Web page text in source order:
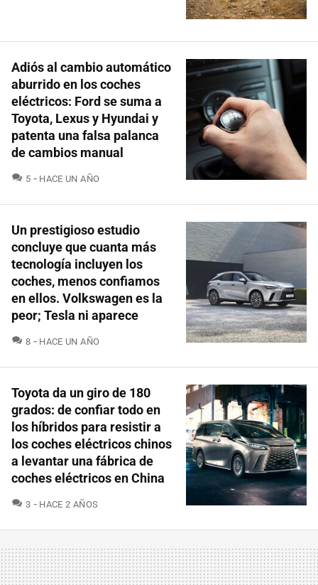
Adiós al cambio automático
aburrido en los coches
eléctricos: Ford se suma a
Toyota, Lexus y Hyundai y
patenta una falsa palanca
de cambios manual
5 COMENTARIOS
HACE UN AÑO
Un prestigioso estudio
concluye que cuanta más
tecnología incluyen los
coches, menos confiamos
en ellos. Volkswagen es la
peor; Tesla ni aparece
8 COMENTARIOS
HACE UN AÑO
Toyota da un giro de 180
grados: de confiar todo en
los híbridos para resistir a
los coches eléctricos chinos
a levantar una fábrica de
coches eléctricos en China
3 COMENTARIOS
HACE 2 AÑOS